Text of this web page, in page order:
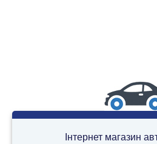
Інтернет магазин